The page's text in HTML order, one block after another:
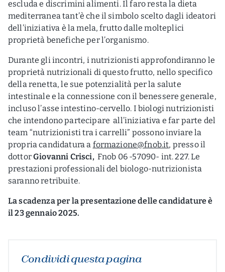
escluda e discrimini alimenti. Il faro resta la dieta
mediterranea tant’è che il simbolo scelto dagli ideatori
dell’iniziativa è la mela, frutto dalle molteplici
proprietà benefiche per l’organismo.
Durante gli incontri, i nutrizionisti approfondiranno le
proprietà nutrizionali di questo frutto, nello specifico
della renetta, le sue potenzialità per la salute
intestinale e la connessione con il benessere generale,
incluso l’asse intestino-cervello. I biologi nutrizionisti
che intendono partecipare all’iniziativa e far parte del
team “nutrizionisti tra i carrelli” possono inviare la
propria candidatura a formazione@fnob.it, presso il
dottorGiovanni Crisci,Fnob 06 -57090- int. 227. Le
prestazioni professionali del biologo-nutrizionista
saranno retribuite.
La scadenza per la presentazione delle candidature è
il 23 gennaio 2025.
Condividi questa pagina